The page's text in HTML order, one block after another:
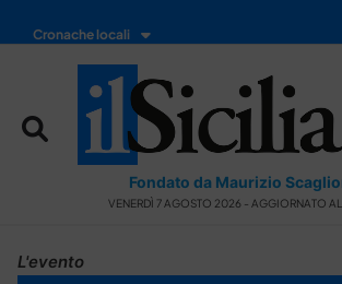
Cronache locali
Fondato da Maurizio
VENERDÌ 7 AGOSTO 2026 - AGGIORNATO
L'evento